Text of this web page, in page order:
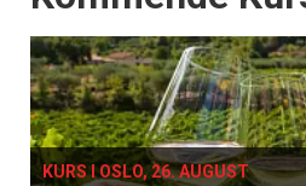
KURS I OSLO, 26. AUGUST